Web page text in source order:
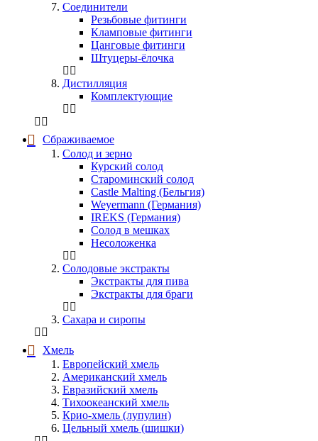
Соединители
Резьбовые фитинги
Кламповые фитинги
Цанговые фитинги
Штуцеры-ёлочка
Дистилляция
Комплектующие
Сбраживаемое
Солод и зерно
Курский солод
Староминский солод
Castle Malting (Бельгия)
Weyermann (Германия)
IREKS (Германия)
Солод в мешках
Несоложенка
Солодовые экстракты
Экстракты для пива
Экстракты для браги
Сахара и сиропы
Хмель
Европейский хмель
Американский хмель
Евразийский хмель
Тихоокеанский хмель
Крио-хмель (лупулин)
Цельный хмель (шишки)